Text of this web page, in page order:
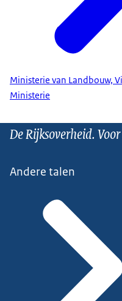
Ministerie van Landbouw,
Ministerie
De Rijksoverheid.
Andere talen